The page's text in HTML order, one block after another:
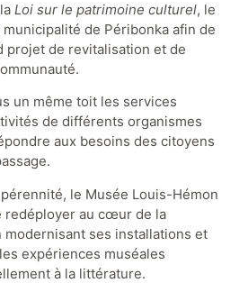
laLoi sur le patrimoine culturel, le
municipalité de Péribonka afin de
projet de revitalisation et de
un même toit les services
de différents organismes
aux besoins des citoyens
pérennité, le Musée Louis-Hémon
redéployer au cœur de la
modernisant ses installations et
expériences muséales
à la littérature.